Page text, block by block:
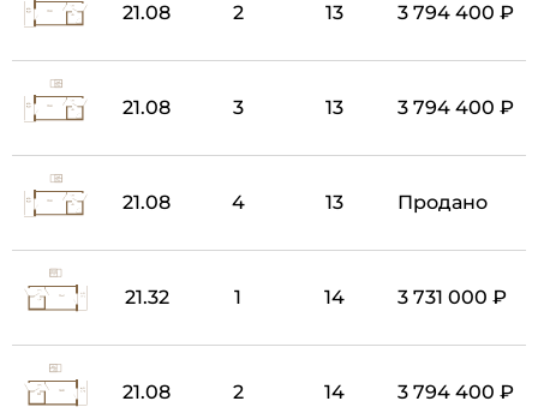
21.08 2 13 3 794 400 ₽
21.08 3 13 3 794 400 ₽
21.08 4 13 Продано
21.32 1 14 3 731 000 ₽
21.08 2 14 3 794 400 ₽